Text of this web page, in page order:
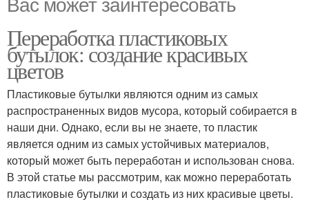
Переработка пластиковых
бутылок: создание красивых
цветов
Пластиковые бутылки являются одним из самых
распространенных видов мусора, который собирается в
наши дни. Однако, если вы не знаете, то пластик
является одним из самых устойчивых материалов,
который может быть переработан и использован снова.
В этой статье мы рассмотрим, как можно переработать
пластиковые бутылки и создать из них красивые цветы.